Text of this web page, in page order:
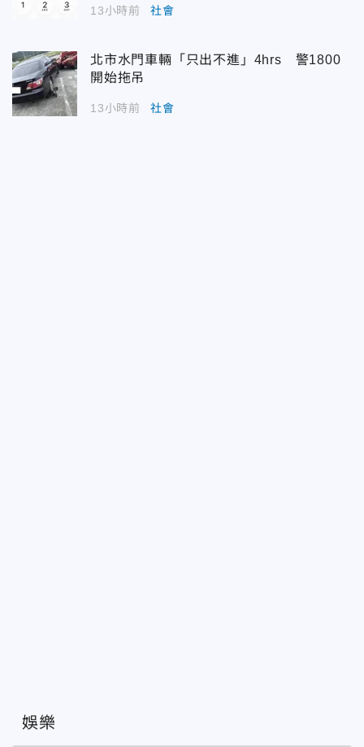
13小時前 社會
北市水門車輛「只出不進」4hrs 警1800
開始拖吊
13小時前 社會
娛樂